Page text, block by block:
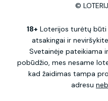
©
18+ Loterijos turėtų būti
atsakingai ir
Svetainėje pateikiama
pobūdžio, mes nesame
kad žaidimas tampa
adresu